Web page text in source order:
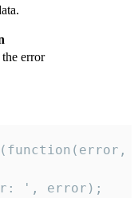
error
', error);